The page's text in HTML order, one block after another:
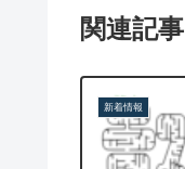
関連記事
新着情報